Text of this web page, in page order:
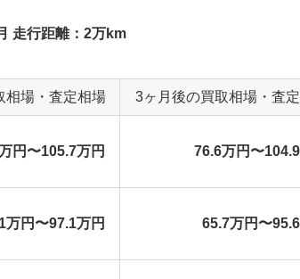
走行距離：2万km
相場・査定相場 3ヶ月後の買取相場・査
円〜105.7万円 76.6万円〜
万円〜97.1万円 65.7万円〜